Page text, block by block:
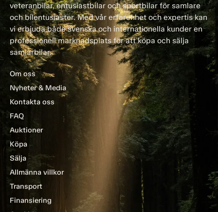
veteranbilar, entusiastbilar och sportbilar för samlare
och bilentusiaster. Med vår erfarenhet och expertis kan
vi erbjuda både svenska och internationella kunder en
professionell marknadsplats för att köpa och sälja
samlarbilar.
Om oss
Nyheter & Media
Kontakta oss
FAQ
Auktioner
Köpa
Sälja
Allmänna villkor
Transport
Finansiering